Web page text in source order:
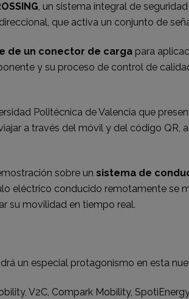
, un sistema integral de
que activa un conjunto de
de un conector de carga para
y su proceso de control de
Politécnica de Valencia que
a través del móvil y del código QR,
sobre un sistema de
eléctrico conducido remotamente se
su movilidad en tiempo real.
un especial protagonismo en esta
V2C, Compark Mobility,